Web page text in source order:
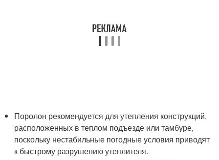
Поролон рекомендуется для утепления конструкций,
расположенных в теплом подъезде или тамбуре,
поскольку нестабильные погодные условия приводят
к быстрому разрушению утеплителя.